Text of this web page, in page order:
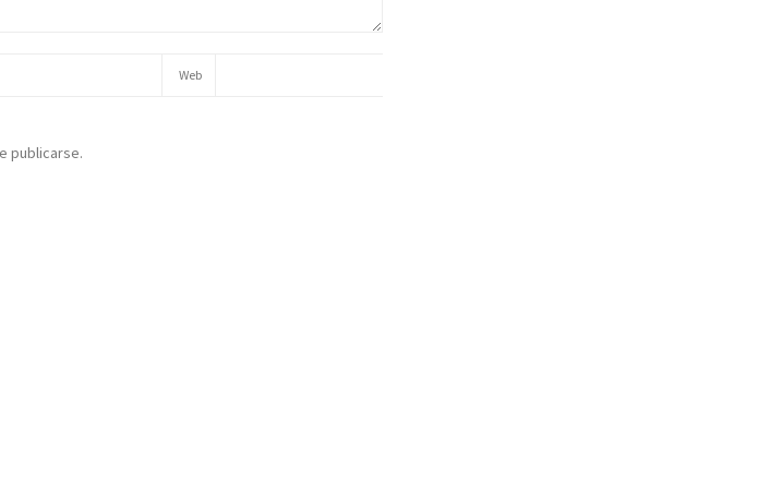
publicarse.